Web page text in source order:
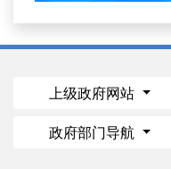
上级政府网站
政府部门导航